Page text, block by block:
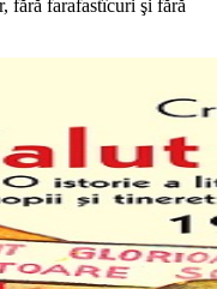
fără farafastîcuri şi fără